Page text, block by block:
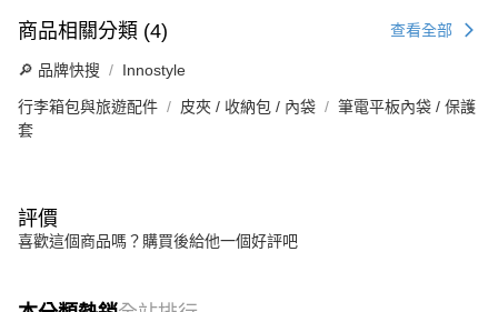
商品相關分類 (4) 查看全部
🔎 品牌快搜 Innostyle
行李箱包與旅遊配件 皮夾 / 收納包 / 內袋
筆電平板內袋 / 保護
套
評價
喜歡這個商品嗎？購買後給他一個好評吧